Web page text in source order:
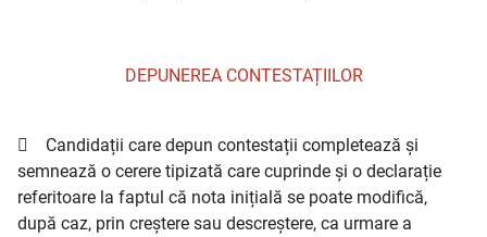
DEPUNEREA CONTESTAȚIILOR
 Candidații care depun contestații completează și
semnează o cerere tipizată care cuprinde și o declarație
referitoare la faptul că nota inițială se poate modifică,
după caz, prin creștere sau descreștere, ca urmare a